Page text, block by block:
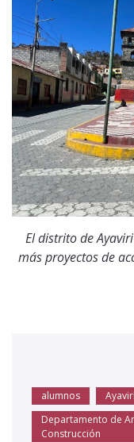
El distrito de
más proyectos de
alumnos Ayaviri
Departamento de
Construcción